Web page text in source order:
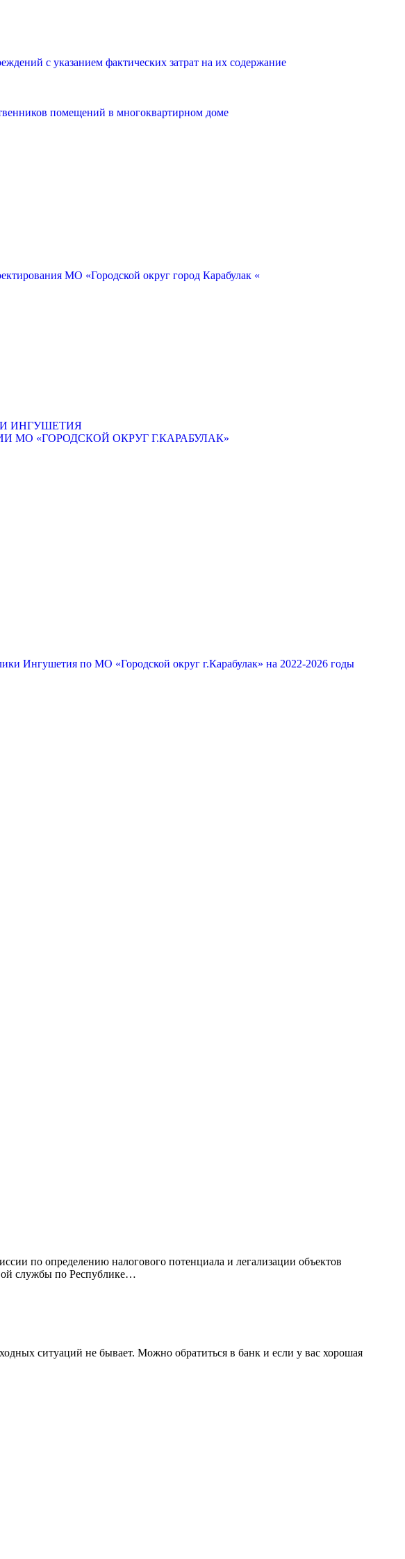
с указанием фактических затрат на их содержание
помещений в многоквартирном доме
МО «Городской округ город Карабулак «
ИНГУШЕТИЯ
«ГОРОДСКОЙ ОКРУГ Г.КАРАБУЛАК»
Ингушетия по МО «Городской округ г.Карабулак» на 2022-2026 годы
по определению налогового потенциала и легализации объектов
службы по Республике…
ситуаций не бывает. Можно обратиться в банк и если у вас хорошая